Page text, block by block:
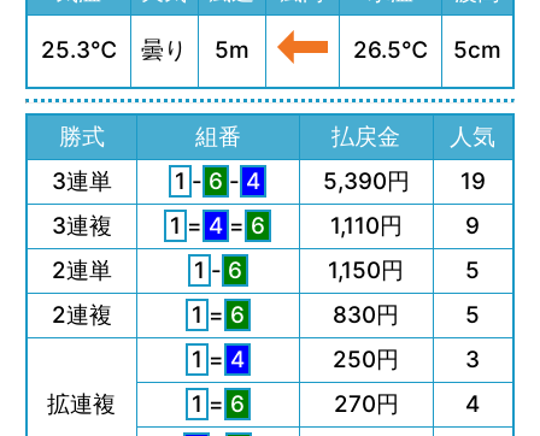
25.3℃ 曇り 5m 26.5℃ 5cm
勝式 組番 払戻金
人気
3連単
1 - 6 - 4 5,390円
19
3連複
1 = 4 = 6 1,110円
9
2連単
1 - 6 1,150円
5
2連複
1 = 6 830円 5
拡連複
1 = 4 250円
3
1 = 6 270円
4